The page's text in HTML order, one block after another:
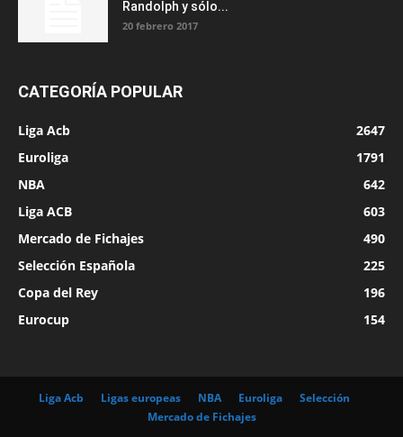
Randolph y sólo...
20 febrero 2017
CATEGORÍA POPULAR
Liga Acb
2647
Euroliga
1791
NBA
642
Liga ACB
603
Mercado de Fichajes
490
Selección Española
225
Copa del Rey
196
Eurocup
154
Liga Acb Ligas europeas NBA Euroliga
Selección
Mercado de Fichajes